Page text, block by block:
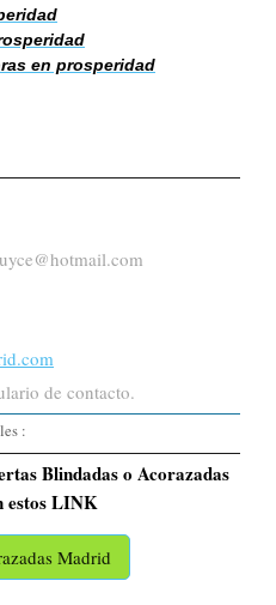
en prosperidad
de contacto.
:
Blindadas o Acorazadas
estos LINK
Madrid